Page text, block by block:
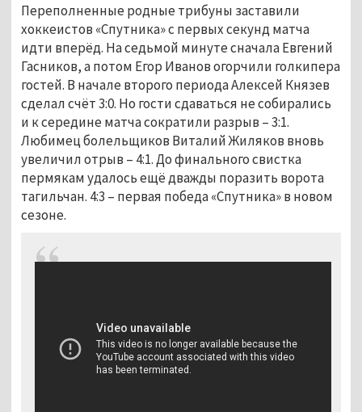
Переполненные родные трибуны заставили
хоккеистов «Спутника» с первых секунд матча
идти вперёд. На седьмой минуте сначала Евгений
Гасников, а потом Егор Иванов огорчили голкипера
гостей. В начале второго периода Алексей Князев
сделал счёт 3:0. Но гости сдаваться не собирались
и к середине матча сократили разрыв – 3:1.
Любимец болельщиков Виталий Жиляков вновь
увеличил отрыв – 4:1. До финального свистка
пермякам удалось ещё дважды поразить ворота
тагильчан. 4:3 – первая победа «Спутника» в новом
сезоне.